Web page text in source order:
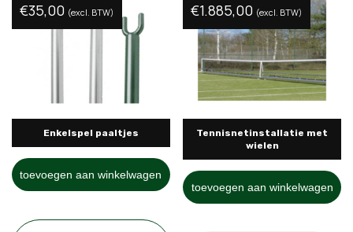
Enkelspel paaltjes
€35,00 (excl. BTW)
toevoegen aan winkelwagen
Tennisnetinstallatie met
wielen
€1.885,00 (excl. BTW)
toevoegen aan winkelwagen